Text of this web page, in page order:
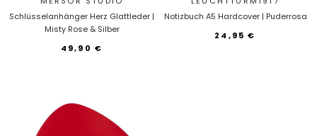
Schlüsselanhänger Herz Glattleder |
Misty Rose & Silber
49,90 €
Notizbuch A5 Hardcover | Puderrosa
24,95 €